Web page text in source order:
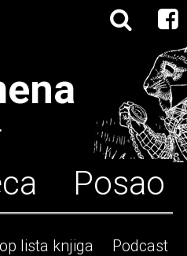
Posao
lista knjiga Podcast